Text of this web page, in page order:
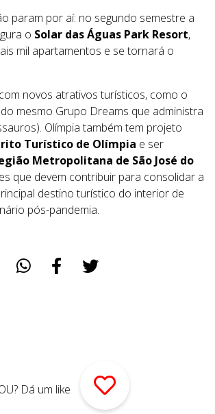
param por aí: no segundo semestre a
o Solar das Águas Park Resort,
mil apartamentos e se tornará o
novos atrativos turísticos, como o
mesmo Grupo Dreams que administra
Olímpia também tem projeto
Turístico de Olímpia e ser
Metropolitana de São José do
que devem contribuir para consolidar a
destino turístico do interior de
pós-pandemia.
Dá um like